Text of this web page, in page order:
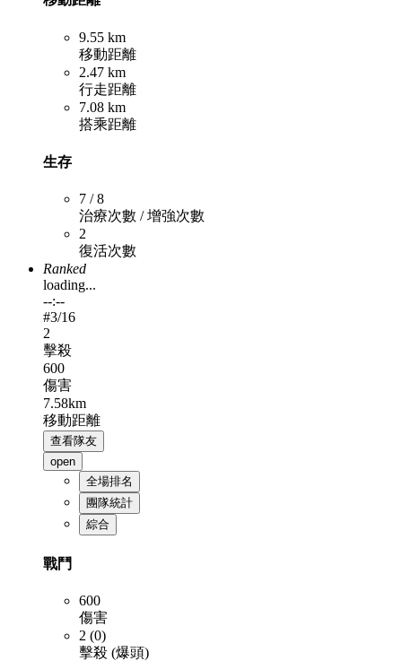
9.55 km
移動距離
2.47 km
行走距離
7.08 km
搭乘距離
生存
7 / 8
治療次數 / 增強次數
2
復活次數
Ranked
loading...
--:--
#3/16
2
擊殺
600
傷害
7.58km
移動距離
查看隊友
open
全場排名
團隊統計
綜合
戰鬥
600
傷害
2 (0)
擊殺 (爆頭)